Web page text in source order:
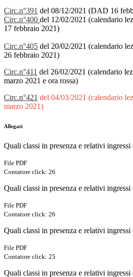
Circ.n°391 del 08/12/2021 (DAD 16
Circ.n°400 del 12/02/2021 (calendario
17 febbraio 2021)
Circ.n°405 del 20/02/2021 (calendario
26 febbraio 2021)
Circ.n°411 del 26/02/2021 (calendario
marzo 2021 e ora rossa)
Circ.n°421 del 04/03/2021 (calendario
marzo 2021)
Allegati
Quali classi in presenza e relativi
File PDF
Contatore click: 26
Quali classi in presenza e relativi
File PDF
Contatore click: 26
Quali classi in presenza e relativi
File PDF
Contatore click: 25
Quali classi in presenza e relativi